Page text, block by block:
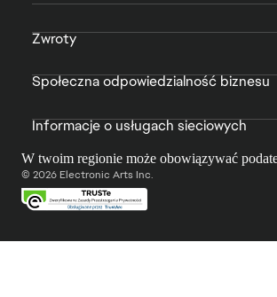
Zwroty
Społeczna odpowiedzialność biznesu
Informacje o usługach sieciowych
W twoim regionie może obowiązywać
© 2026 Electronic Arts Inc.